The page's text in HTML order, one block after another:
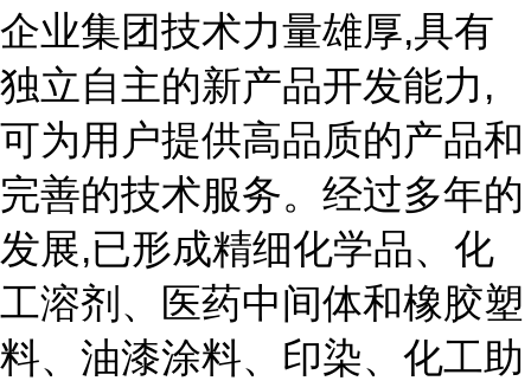
企业集团技术力量雄厚,具有
独立自主的新产品开发能力,
可为用户提供高品质的产品和
完善的技术服务。经过多年的
发展,已形成精细化学品、化
工溶剂、医药中间体和橡胶塑
料、油漆涂料、印染、化工助